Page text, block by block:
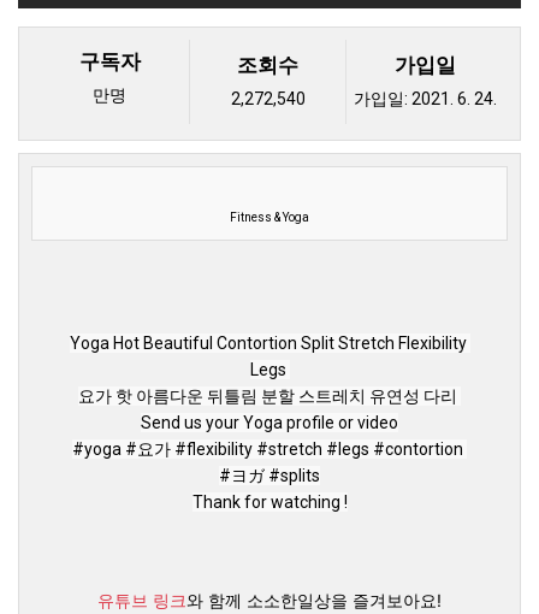
구독자
만명
조회수
2,272,540
가입일
가입일: 2021. 6. 24.
Fitness & Yoga
Yoga Hot Beautiful Contortion Split Stretch Flexibility
Legs
요가 핫 아름다운 뒤틀림 분할 스트레치 유연성 다리
#yoga #요가 #flexibility #stretch #legs #contortion
#ヨガ #splits
Thank for watching !
유튜브 링크와 함께 소소한일상을 즐겨보아요!